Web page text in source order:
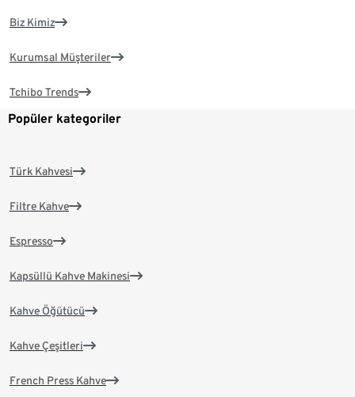
Biz Kimiz
Kurumsal Müşteriler
Tchibo Trends
Popüler kategoriler
Türk Kahvesi
Filtre Kahve
Espresso
Kapsüllü Kahve Makinesi
Kahve Öğütücü
Kahve Çeşitleri
French Press Kahve